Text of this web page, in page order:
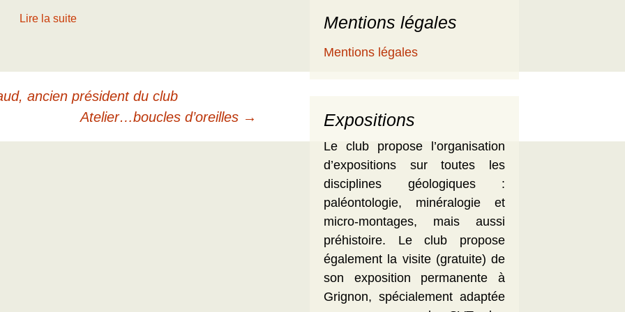
Lire la suite
ancien président du club
Atelier…boucles d’oreilles →
Mentions légales
Mentions légales
Expositions
Le club propose l’organisation
d’expositions sur toutes les
disciplines géologiques :
paléontologie, minéralogie et
micro-montages, mais aussi
préhistoire. Le club propose
également la visite (gratuite) de
son exposition permanente à
Grignon, spécialement adaptée